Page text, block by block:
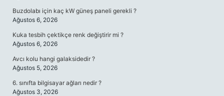
Buzdolabı için kaç kW güneş paneli gerekli ?
Ağustos 6, 2026
Kuka tesbih çektikçe renk değiştirir mi ?
Ağustos 6, 2026
Avcı kolu hangi galaksidedir ?
Ağustos 5, 2026
6. sınıfta bilgisayar ağları nedir ?
Ağustos 3, 2026